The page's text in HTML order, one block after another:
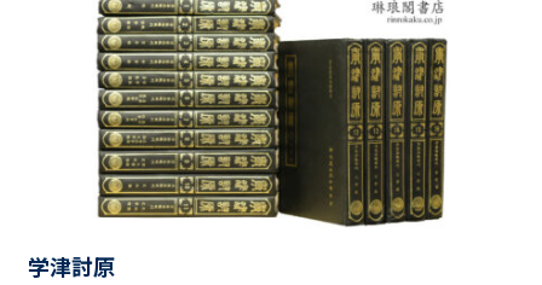
学津討原